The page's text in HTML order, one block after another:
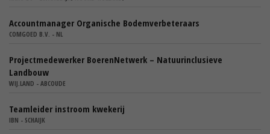
Accountmanager Organische Bodemverbeteraars
COMGOED B.V. - NL
Projectmedewerker BoerenNetwerk – Natuurinclusieve
Landbouw
WIJ.LAND - ABCOUDE
Teamleider instroom kwekerij
IBN - SCHAIJK